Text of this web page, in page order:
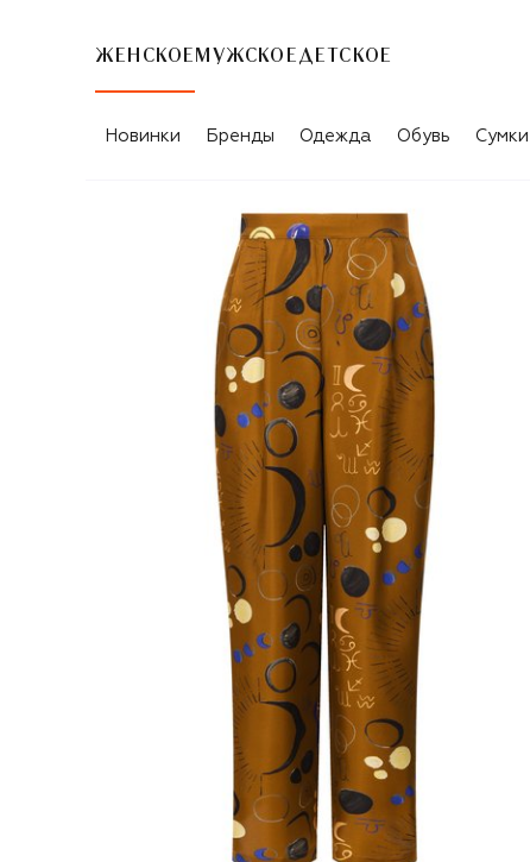
ЖЕНСКОЕ МУЖСКОЕ ДЕТСКОЕ
Новинки Бренды Одежда Обувь Сумки